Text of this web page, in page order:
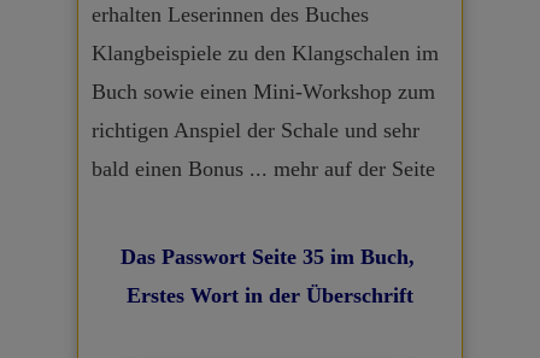
erhalten Leserinnen des Buches
Klangbeispiele zu den Klangschalen im
Buch sowie einen Mini-Workshop zum
richtigen Anspiel der Schale und sehr
bald einen Bonus ... mehr auf der Seite
Das Passwort Seite 35 im Buch,
Erstes Wort in der Überschrift